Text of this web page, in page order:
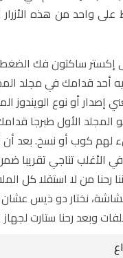
واحد من هذه
إكستر ساكتون فك الضغط
أحد قدامك في مجلد
إصدار أو نوع الويندوز
هو المجلد الأول طبرجا
لهم كوب أو نسخ. بعد
الأغلب تناجي تقريبا
من لا استقلا كل
نختار دو ذيس عشان
وبعد رحنا ستارت لجهاز